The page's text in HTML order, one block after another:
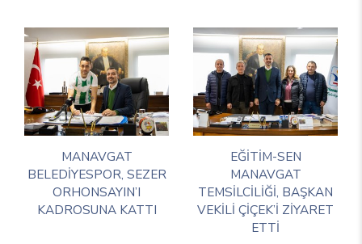
MANAVGAT
BELEDİYESPOR, SEZER
ORHONSAYIN’I
KADROSUNA KATTI
EĞİTİM-SEN
MANAVGAT
TEMSİLCİLİĞİ, BAŞKAN
VEKİLİ ÇİÇEK’İ ZİYARET
ETTİ